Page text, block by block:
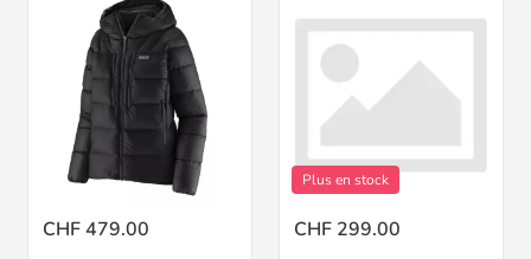
CHF 479.00
Plus en stock
CHF 299.00